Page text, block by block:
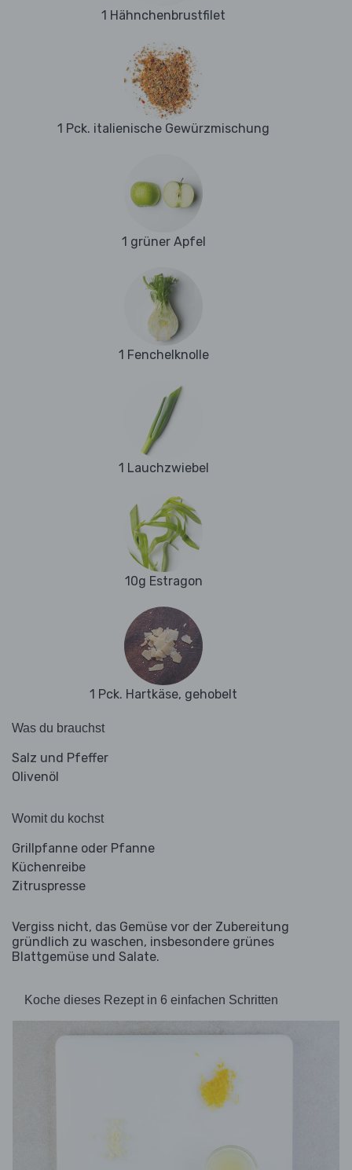
1 Hähnchenbrustfilet
1 Pck. italienische Gewürzmischung
1 grüner Apfel
1 Fenchelknolle
1 Lauchzwiebel
10g Estragon
1 Pck. Hartkäse, gehobelt
Was du brauchst
Salz und Pfeffer
Olivenöl
Womit du kochst
Grillpfanne oder Pfanne
Küchenreibe
Zitruspresse
Vergiss nicht, das Gemüse vor der Zubereitung
gründlich zu waschen, insbesondere grünes
Blattgemüse und Salate.
Koche dieses Rezept in 6 einfachen Schritten